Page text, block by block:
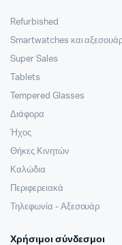
Refurbished
Smartwatches και
Super Sales
Tablets
Tempered Glasses
Διάφορα
Ήχος
Θήκες Κινητών
Καλώδια
Περιφερειακά
Τηλεφωνία - Αξεσουάρ
Χρήσιμοι σύνδεσμοι